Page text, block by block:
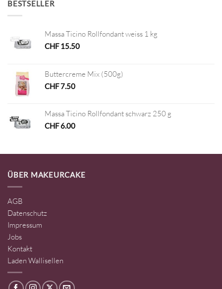
BESTSELLER
Massa Ticino Rollfondant weiss 1 kg
CHF15.50
Buttercreme Mix (500g)
CHF7.50
Massa Ticino Rollfondant schwarz 250 g
CHF6.00
ÜBER MAKEURCAKE
AGB
Datenschutz
Impressum
Jobs
Kontakt
Laden Wallisellen